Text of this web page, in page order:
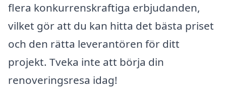
flera konkurrenskraftiga erbjudanden,
vilket gör att du kan hitta det bästa priset
och den rätta leverantören för ditt
projekt. Tveka inte att börja din
renoveringsresa idag!